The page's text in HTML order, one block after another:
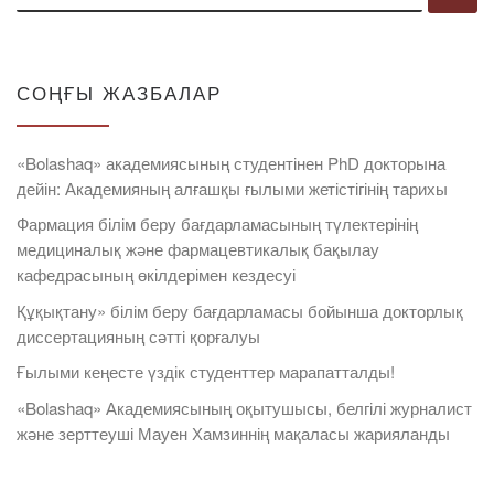
СОҢҒЫ ЖАЗБАЛАР
«Bolashaq» академиясының студентінен PhD докторына
дейін: Академияның алғашқы ғылыми жетістігінің тарихы
Фармация білім беру бағдарламасының түлектерінің
медициналық және фармацевтикалық бақылау
кафедрасының өкілдерімен кездесуі
Құқықтану» білім беру бағдарламасы бойынша докторлық
диссертацияның сәтті қорғалуы
Ғылыми кеңесте үздік студенттер марапатталды!
«Bolashaq» Академиясының оқытушысы, белгілі журналист
және зерттеуші Мауен Хамзиннің мақаласы жарияланды